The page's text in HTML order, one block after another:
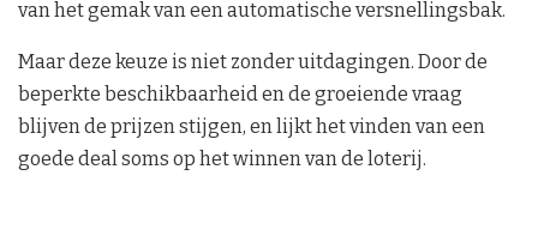
van het gemak van een automatische versnellingsbak.
Maar deze keuze is niet zonder uitdagingen. Door de
beperkte beschikbaarheid en de groeiende vraag
blijven de prijzen stijgen, en lijkt het vinden van een
goede deal soms op het winnen van de loterij.